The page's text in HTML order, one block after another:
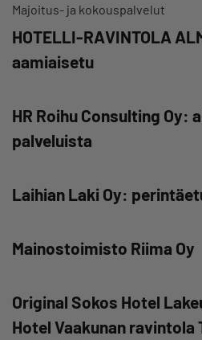
Majoitus- ja kokouspalvelut
HOTELLI-RAVINTOLA
aamiaisetu
HR Roihu Consulting Oy:
palveluista
Laihian Laki Oy:
Mainostoimisto Riima Oy
Original Sokos Hotel
Hotel Vaakunan ravintola